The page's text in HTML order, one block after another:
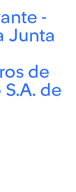
-
Junta
de
de